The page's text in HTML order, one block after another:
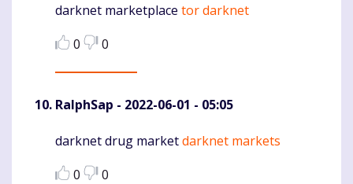
Komentaras
darknet marketplace tor darknet
0
0
RalphSap - 2022-06-01 - 05:05
Komentaras
darknet drug marketdarknet markets
0
0